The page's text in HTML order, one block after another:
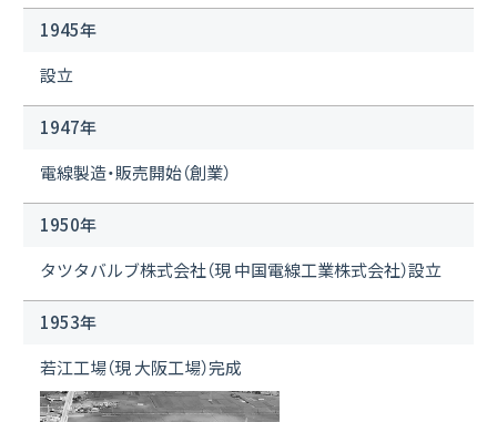
1945年
設立
1947年
電線製造・販売開始（創業）
1950年
タツタバルブ株式会社（現 中国電線工業株式会社）設立
1953年
若江工場（現 大阪工場）完成